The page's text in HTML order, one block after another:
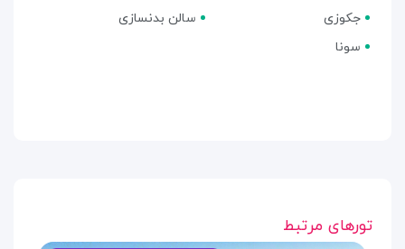
جکوزی
سالن بدنسازی
سونا
تورهای مرتبط